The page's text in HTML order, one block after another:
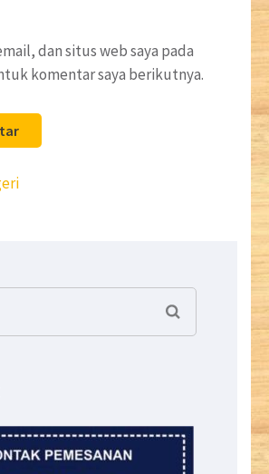
dan situs web saya pada
komentar saya berikutnya.